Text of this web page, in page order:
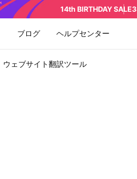
14th BIRTHDAY SALE
ブログ ヘルプセンター
ウェブサイト翻訳ツール